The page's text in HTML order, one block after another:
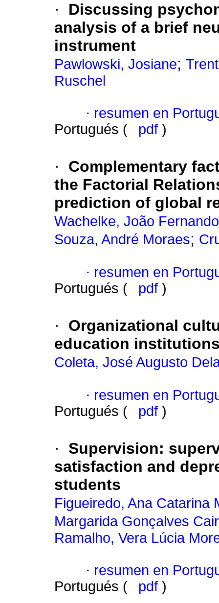
·
Discussing
analysis of a brief
instrument
Pawlowski, Josiane;
Ruschel
· resumen en
Portugués (
pdf )
·
Complementary
the Factorial
prediction of global
Wachelke, João
Souza, André Moraes;
· resumen en
Portugués (
pdf )
·
Organizational
education
Coleta, José Augusto
· resumen en
Portugués (
pdf )
· Supervision:
satisfaction and
students
Figueiredo, Ana Catarina
Margarida Gonçalves
Ramalho, Vera Lúcia
· resumen en
Portugués (
pdf )